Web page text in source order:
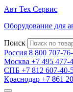
Авт Тех Сервис
Оборудование для
Поиск
Россия 8 800 707-
Москва +7 495 477-
СПБ +7 812 607-40-
Краснодар +7 861